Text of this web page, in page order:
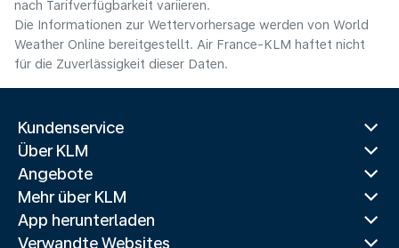
nach Tarifverfügbarkeit variieren.
Die Informationen zur Wettervorhersage werden von World
Weather Online bereitgestellt. Air France-KLM haftet nicht
für die Zuverlässigkeit dieser Daten.
Kundenservice
Über KLM
Angebote
Mehr über KLM
App herunterladen
Verwandte Websites